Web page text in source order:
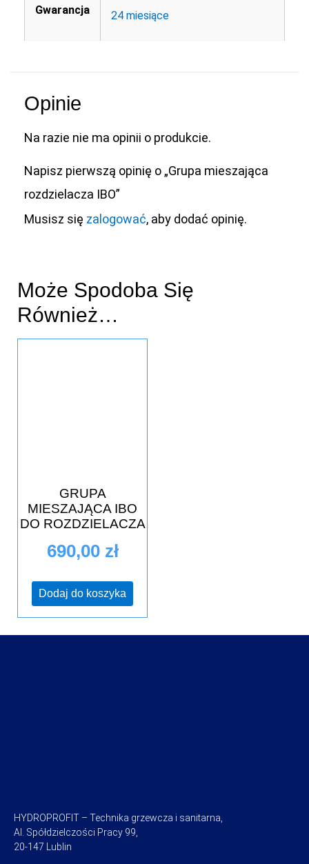
Gwarancja 24 miesiące
Opinie
Na razie nie ma opinii o produkcie.
Napisz pierwszą opinię o „Grupa mieszająca
rozdzielacza IBO”
Musisz się zalogować, aby dodać opinię.
Może Spodoba Się
Również…
GRUPA
MIESZAJĄCA IBO
DO ROZDZIELACZA
690,00 zł
Dodaj do koszyka
HYDROPROFIT – Technika grzewcza i sanitarna,
Al. Spółdzielczości Pracy 99,
20-147 Lublin